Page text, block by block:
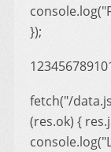
});
fetch("/
(res.ok) {